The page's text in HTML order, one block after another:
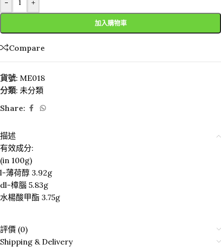
- +
加入購物車
Compare
貨號: ME018
分類: 未分類
Share:
描述
有效成分:
(in 100g)
l-薄荷醇 3.92g
dl-樟腦 5.83g
水楊酸甲酯 3.75g
評價 (0)
Shipping & Delivery